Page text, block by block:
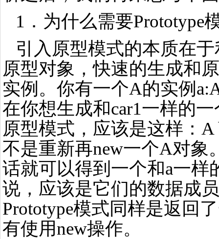
1．为什么需要Prototype
引入原型模式的本质在
原型对象，快速的生成和
实例。你有一个A的实例
在你想生成和car1一样的
原型模式，应该是这样：A
不是重新再new一个A对象
话就可以得到一个和a一样
说，应该是它们的数据成
Prototype模式同样是返回
有使用new操作。